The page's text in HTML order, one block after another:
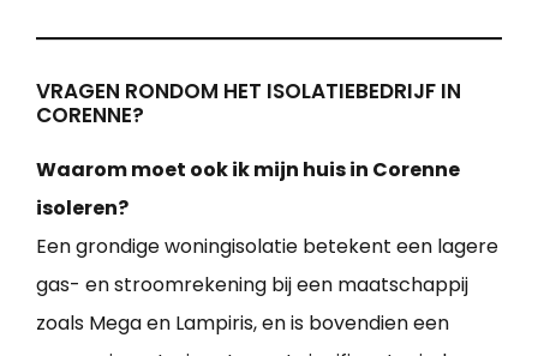
VRAGEN RONDOM HET ISOLATIEBEDRIJF IN
CORENNE?
Waarom moet ook ik mijn huis in Corenne
isoleren?
Een grondige woningisolatie betekent een lagere
gas- en stroomrekening bij een maatschappij
zoals Mega en Lampiris, en is bovendien een